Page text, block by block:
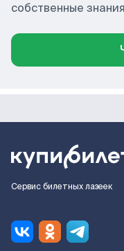
собственные
Сервис билетных лазеек